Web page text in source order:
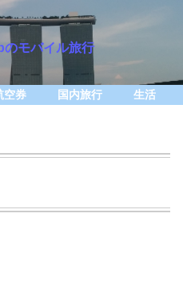
のモバイル旅行
空券 国内旅行 生活